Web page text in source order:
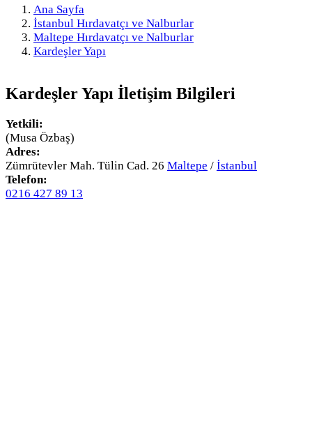
Ana Sayfa
İstanbul Hırdavatçı ve Nalburlar
Maltepe Hırdavatçı ve Nalburlar
Kardeşler Yapı
Kardeşler Yapı İletişim Bilgileri
Yetkili:
(Musa Özbaş)
Adres:
Zümrütevler Mah. Tülin Cad. 26 Maltepe / İstanbul
Telefon:
0216 427 89 13